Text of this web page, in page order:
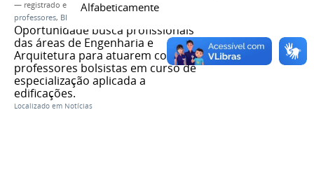
Alfabeticamente
— registrado em:
Campus Piumhi,vagas
professores, BIM
Oportunidade busca profissionais
das áreas de Engenharia e
Arquitetura para atuarem como
professores bolsistas em curso de
especialização aplicada a
edificações.
Localizado em Notícias